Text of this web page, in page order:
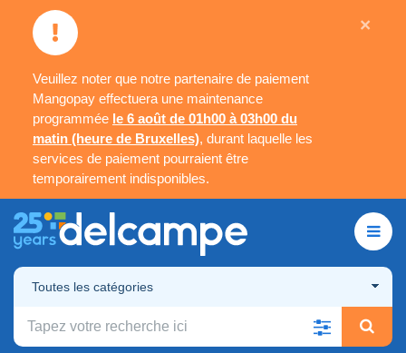
Veuillez noter que notre partenaire de paiement
Mangopay effectuera une maintenance
programmée le 6 août de 01h00 à 03h00 du
matin (heure de Bruxelles), durant laquelle les
services de paiement pourraient être
temporairement indisponibles.
×
Toutes les catégories